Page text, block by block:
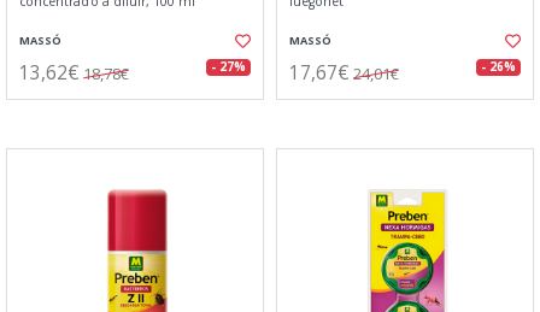
MASSÓ
13,62€ 18,78€ - 27%
MASSÓ
17,67€ 24,01€ - 26%